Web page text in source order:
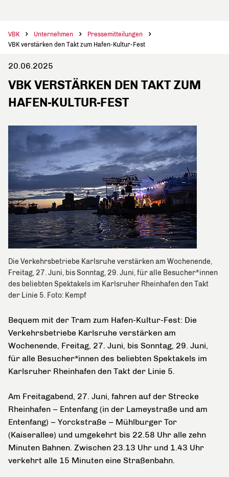
VBK Unternehmen
Pressemitteilungen
VBK verstärken den Takt zum Hafen-Kultur-Fest
20.06.2025
VBK VERSTÄRKEN DEN TAKT ZUM
HAFEN-KULTUR-FEST
Die Verkehrsbetriebe Karlsruhe verstärken am Wochenende,
Freitag, 27. Juni, bis Sonntag, 29. Juni, für alle Besucher*innen
des beliebten Spektakels im Karlsruher Rheinhafen den Takt
der Linie 5. Foto: Kempf
Bequem mit der Tram zum Hafen-Kultur-Fest: Die
Verkehrsbetriebe Karlsruhe verstärken am
Wochenende, Freitag, 27. Juni, bis Sonntag, 29. Juni,
für alle Besucher*innen des beliebten Spektakels im
Karlsruher Rheinhafen den Takt der Linie 5.
Am Freitagabend, 27. Juni, fahren auf der Strecke
Rheinhafen – Entenfang (in der Lameystraße und am
Entenfang) – Yorckstraße – Mühlburger Tor
(Kaiserallee) und umgekehrt bis 22.58 Uhr alle zehn
Minuten Bahnen. Zwischen 23.13 Uhr und 1.43 Uhr
verkehrt alle 15 Minuten eine Straßenbahn.